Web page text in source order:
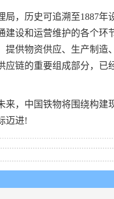
局，历史可追溯至1887
建设和运营维护的各个
提供物资供应、生产制
应链的重要组成部分，
来，中国铁物将围绕构
迈进!